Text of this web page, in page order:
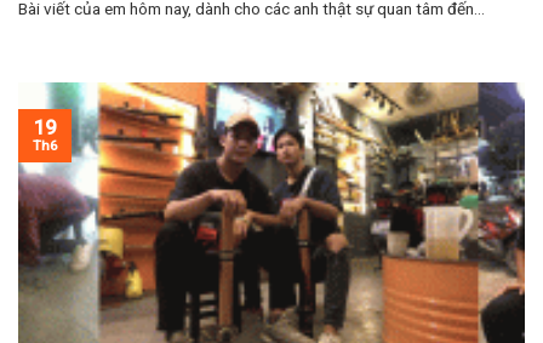
Bài viết của em hôm nay, dành cho các anh thật sự quan tâm đến...
19
Th6